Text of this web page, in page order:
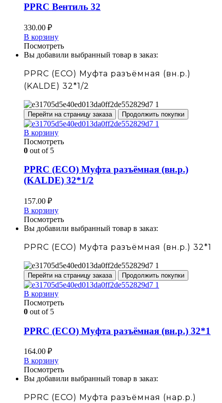
PPRC Вентиль 32
330.00 ₽
В корзину
Посмотреть
Вы добавили выбранный товар в заказ:
PPRC (ECO) Муфта разъёмная (вн.р.)
(KALDE) 32*1/2
Перейти на страницу заказа Продолжить покупки
В корзину
Посмотреть
0 out of 5
PPRC (ECO) Муфта разъёмная (вн.р.)
(KALDE) 32*1/2
157.00 ₽
В корзину
Посмотреть
Вы добавили выбранный товар в заказ:
PPRC (ECO) Муфта разъёмная (вн.р.) 32*1
Перейти на страницу заказа Продолжить покупки
В корзину
Посмотреть
0 out of 5
PPRC (ECO) Муфта разъёмная (вн.р.) 32*1
164.00 ₽
В корзину
Посмотреть
Вы добавили выбранный товар в заказ:
PPRC (ECO) Муфта разъёмная (нар.р.)